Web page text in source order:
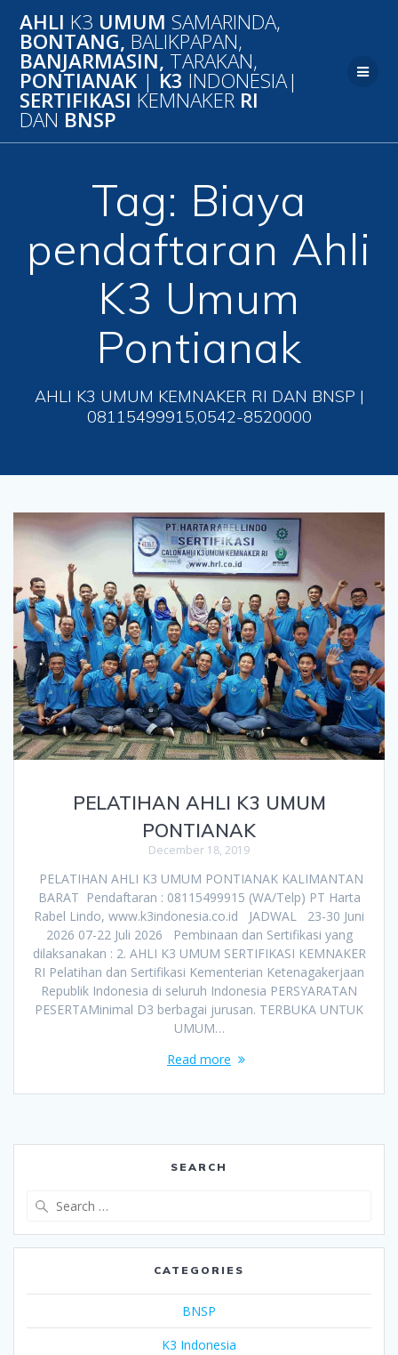
to
content
AHLI K3 UMUM SAMARINDA,
BONTANG, BALIKPAPAN,
BANJARMASIN, TARAKAN,
PONTIANAK | K3 INDONESIA|
SERTIFIKASI KEMNAKER RI
DAN BNSP
Tag: Biaya
pendaftaran Ahli
K3 Umum
Pontianak
AHLI K3 UMUM KEMNAKER RI DAN BNSP |
08115499915,0542-8520000
PELATIHAN AHLI K3 UMUM
PONTIANAK
December 18, 2019
PELATIHAN AHLI K3 UMUM PONTIANAK KALIMANTAN
BARAT Pendaftaran : 08115499915 (WA/Telp) PT Harta
Rabel Lindo, www.k3indonesia.co.id JADWAL 23-30 Juni
2026 07-22 Juli 2026 Pembinaan dan Sertifikasi yang
dilaksanakan : 2. AHLI K3 UMUM SERTIFIKASI KEMNAKER
RI Pelatihan dan Sertifikasi Kementerian Ketenagakerjaan
Republik Indonesia di seluruh Indonesia PERSYARATAN
PESERTAMinimal D3 berbagai jurusan. TERBUKA UNTUK
UMUM…
Read more
SEARCH
CATEGORIES
BNSP
K3 Indonesia